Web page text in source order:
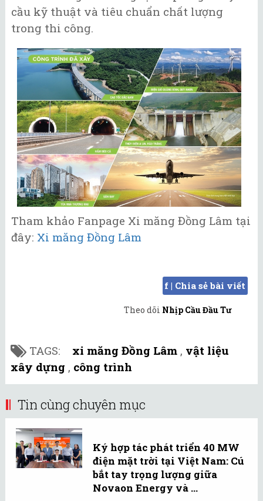
cầu kỹ thuật và tiêu chuẩn chất lượng
trong thi công.
Tham khảo Fanpage Xi măng Đồng Lâm tại
đây: Xi măng Đồng Lâm
f | Chia sẻ bài viết
Theo dõi Nhịp Cầu Đầu Tư
TAGS: xi măng Đồng Lâm , vật liệu
xây dựng , công trình
Tin cùng chuyên mục
Ký hợp tác phát triển 40 MW
điện mặt trời tại Việt Nam: Cú
bắt tay trọng lượng giữa
Novaon Energy và ...